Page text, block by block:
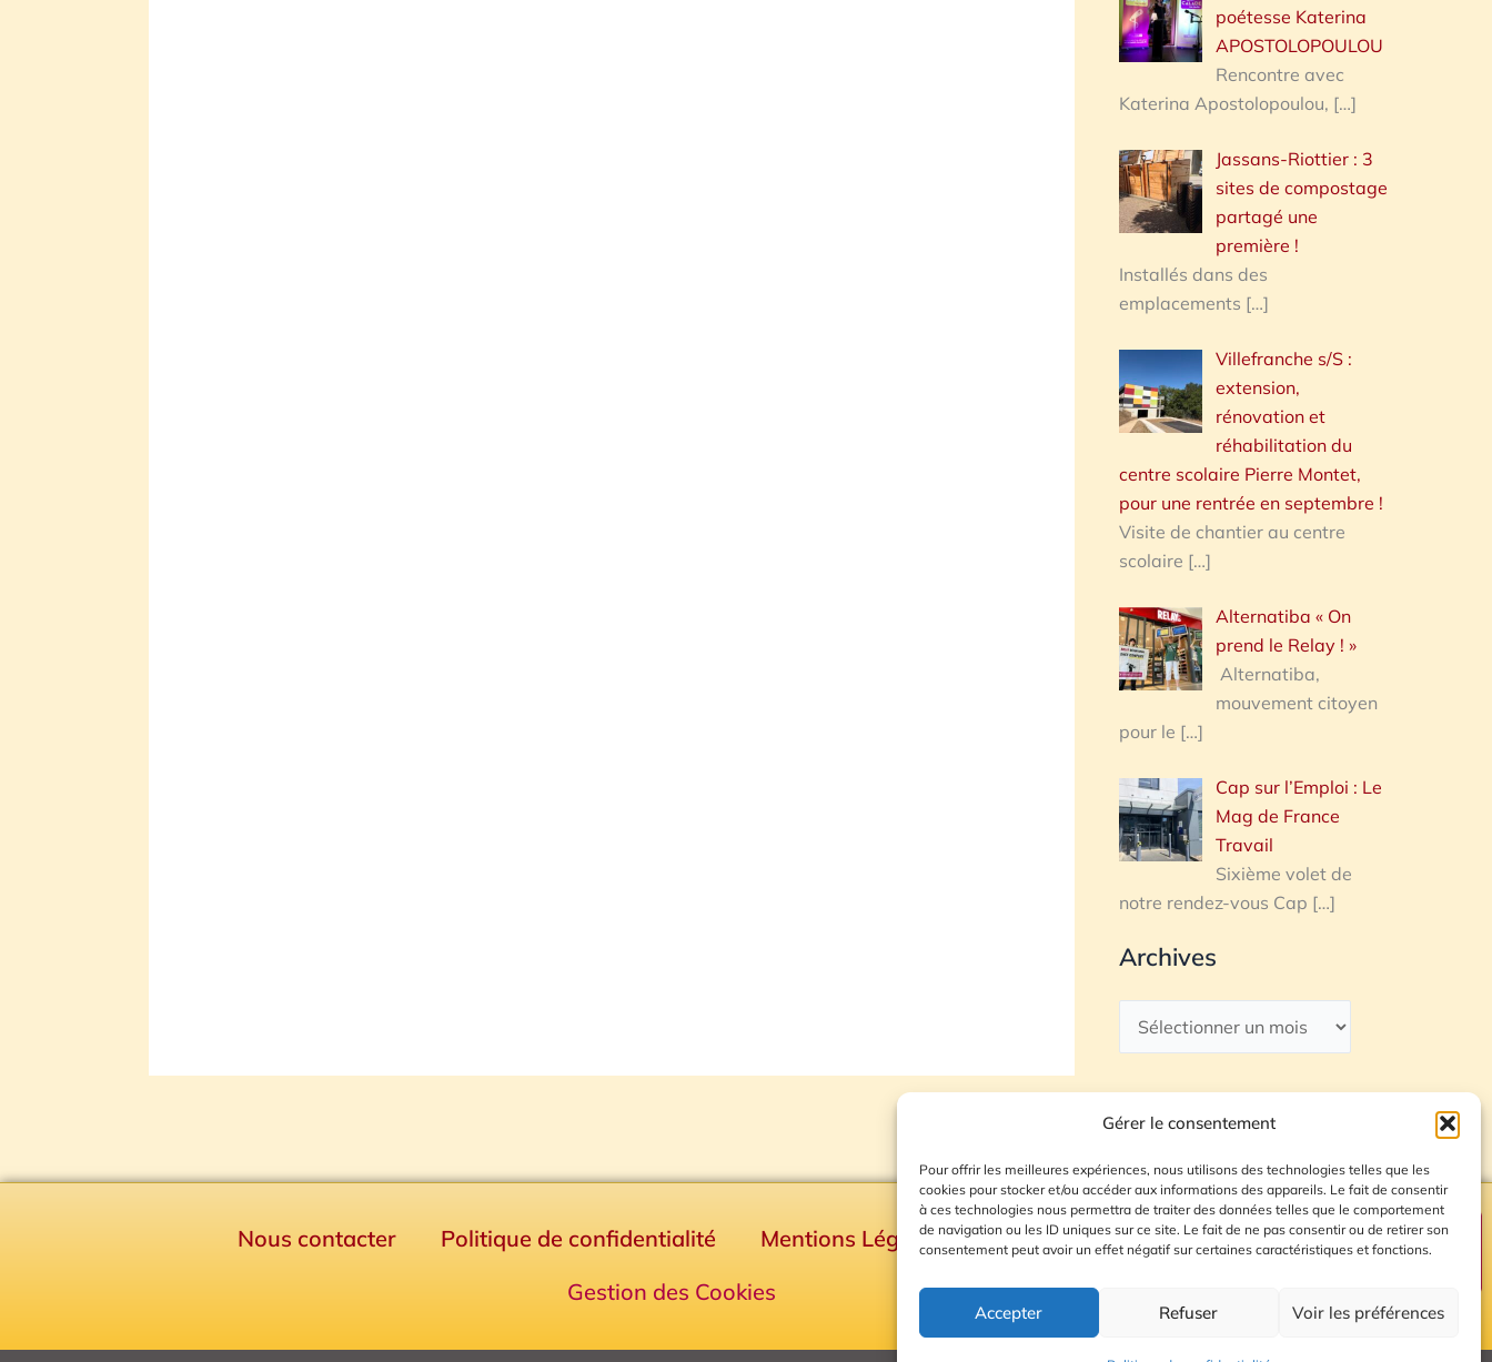
Gérer le consentement
Pour offrir les meilleures expériences, nous utilisons des technologies telles que les
cookies pour stocker et/ou accéder aux informations des appareils. Le fait de consentir
à ces technologies nous permettra de traiter des données telles que le comportement
de navigation ou les ID uniques sur ce site. Le fait de ne pas consentir ou de retirer son
consentement peut avoir un effet négatif sur certaines caractéristiques et fonctions.
Accepter Refuser Voir les préférences
poétesse Katerina
APOSTOLOPOULOU
Rencontre avec
Katerina Apostolopoulou, […]
Jassans-Riottier : 3
sites de compostage
partagé une
première !
Installés dans des
emplacements […]
Villefranche s/S :
extension,
rénovation et
réhabilitation du
centre scolaire Pierre Montet,
pour une rentrée en septembre !
Visite de chantier au centre
scolaire […]
Alternatiba « On
prend le Relay ! »
Alternatiba,
mouvement citoyen
pour le […]
Cap sur l’Emploi : Le
Mag de France
Travail
Sixième volet de
notre rendez-vous Cap […]
Archives
Nous contacter Politique de confidentialité Mentions Légales
Plan du site
Gestion des Cookies